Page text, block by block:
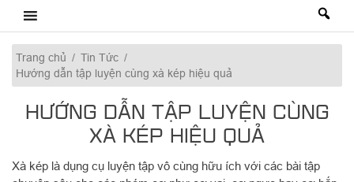
content
Trang chủ / Tin Tức /
Hướng dẫn tập luyện cùng xà kép hiệu quả
HƯỚNG DẪN TẬP LUYỆN CÙNG
XÀ KÉP HIỆU QUẢ
Xà kép là dụng cụ luyện tập vô cùng hữu ích với các bài tập